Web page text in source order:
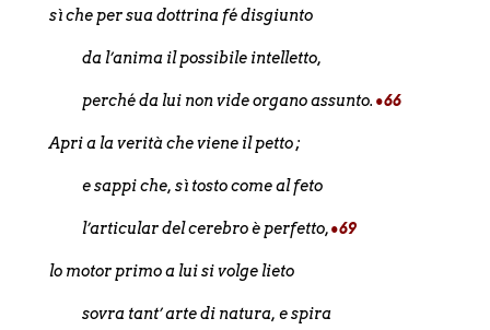
sì che per sua dottrina fé disgiunto
da l’anima il possibile intelletto,
perché da lui non vide organo assunto. •66
Apri a la verità che viene il petto ;
e sappi che, sì tosto come al feto
l’articular del cerebro è perfetto,•69
lo motor primo a lui si volge lieto
sovra tant’arte di natura, e spira